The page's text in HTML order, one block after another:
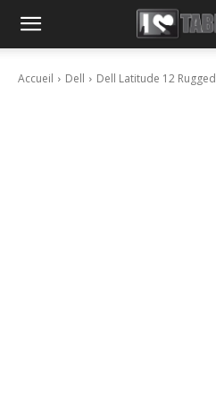
Accueil Dell Dell Latitude 12 Rugged